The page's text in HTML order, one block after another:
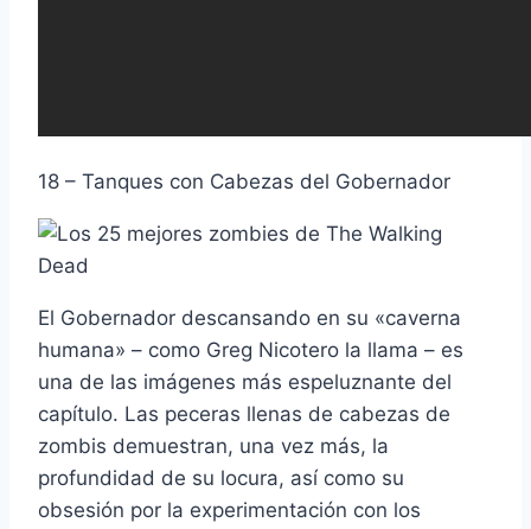
18 – Tanques con Cabezas del Gobernador
El Gobernador descansando en su «caverna
humana» – como Greg Nicotero la llama – es
una de las imágenes más espeluznante del
capí­tulo. Las peceras llenas de cabezas de
zombis demuestran, una vez más, la
profundidad de su locura, así­ como su
obsesión por la experimentación con los